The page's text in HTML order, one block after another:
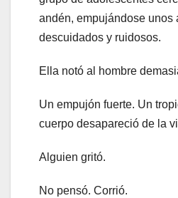
andén, empujándose unos
descuidados y ruidosos.
Ella notó al hombre
Un empujón fuerte. Un
cuerpo desapareció de la
Alguien gritó.
No pensó. Corrió.